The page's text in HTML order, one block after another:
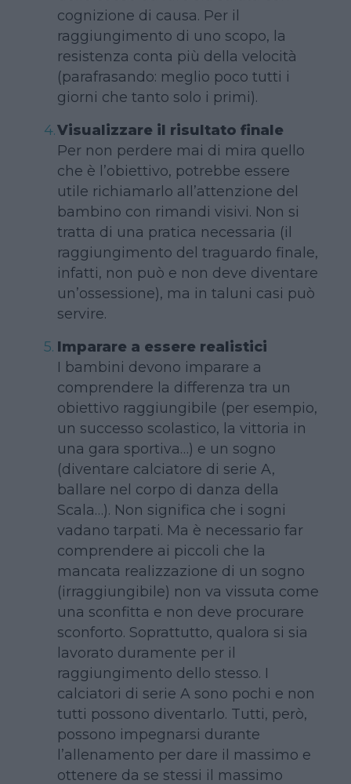
cognizione di causa. Per il
raggiungimento di uno scopo, la
resistenza conta più della velocità
(parafrasando: meglio poco tutti i
giorni che tanto solo i primi).
Visualizzare il risultato finale
Per non perdere mai di mira quello
che è l’obiettivo, potrebbe essere
utile richiamarlo all’attenzione del
bambino con rimandi visivi. Non si
tratta di una pratica necessaria (il
raggiungimento del traguardo finale,
infatti, non può e non deve diventare
un’ossessione), ma in taluni casi può
servire.
Imparare a essere realistici
I bambini devono imparare a
comprendere la differenza tra un
obiettivo raggiungibile (per esempio,
un successo scolastico, la vittoria in
una gara sportiva…) e un sogno
(diventare calciatore di serie A,
ballare nel corpo di danza della
Scala…). Non significa che i sogni
vadano tarpati. Ma è necessario far
comprendere ai piccoli che la
mancata realizzazione di un sogno
(irraggiungibile) non va vissuta come
una sconfitta e non deve procurare
sconforto. Soprattutto, qualora si sia
lavorato duramente per il
raggiungimento dello stesso. I
calciatori di serie A sono pochi e non
tutti possono diventarlo. Tutti, però,
possono impegnarsi durante
l’allenamento per dare il massimo e
ottenere da se stessi il massimo